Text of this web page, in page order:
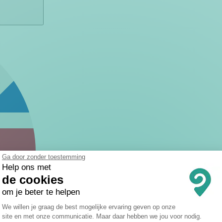
Ga door zonder toestemming
Help ons met
de cookies
om je beter te helpen
Toestemmingsbeheerplatform:
We willen je graag de best mogelijke ervaring geven op onze
site en met onze communicatie. Maar daar hebben we jou voor nodig.